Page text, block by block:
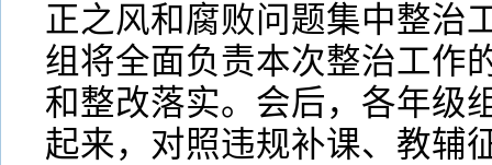
正之风和腐败问题集中整治
组将全面负责本次整治工作
和整改落实。会后，各年级
起来，对照违规补课、教辅